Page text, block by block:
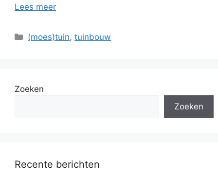
Lees meer
Categorieën
(moes)tuin,tuinbouw
Zoeken
Zoeken
Recente berichten